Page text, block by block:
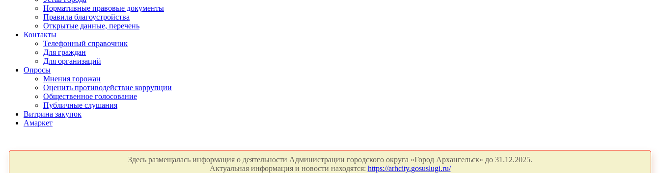
Нормативные правовые документы
Правила благоустройства
Открытые данные, перечень
Контакты
Телефонный справочник
Для граждан
Для организаций
Опросы
Мнения горожан
Оценить противодействие коррупции
Общественное голосование
Публичные слушания
Витрина закупок
Амаркет
Здесь размещалась информация о деятельности Администрации городского округа «Город Архангельск» до 31.12.2025.
Актуальная информация и новости находятся: https://arhcity.gosuslugi.ru/